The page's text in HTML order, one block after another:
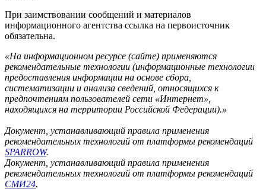
При заимствовании сообщений и материалов
информационного агентства ссылка на первоисточник
обязательна.
«На информационном ресурсе (сайте) применяются
рекомендательные технологии (информационные технологии
предоставления информации на основе сбора,
систематизации и анализа сведений, относящихся к
предпочтениям пользователей сети «Интернет»,
находящихся на территории Российской Федерации).»
Документ, устанавливающий правила применения
рекомендательных технологий от платформы рекомендаций
SPARROW.
Документ, устанавливающий правила применения
рекомендательных технологий от платформы рекомендаций
СМИ24.